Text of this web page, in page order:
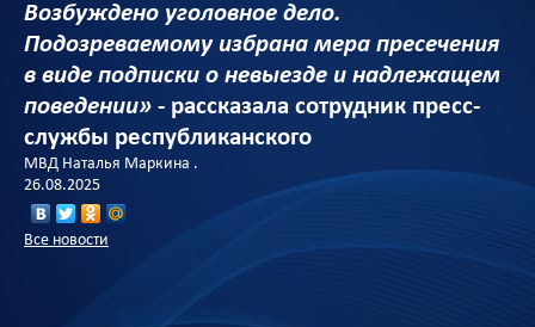
Возбуждено уголовное дело.
Подозреваемому избрана мера пресечения
в виде подписки о невыезде и надлежащем
поведении» - рассказала сотрудник пресс-
службы республиканского
МВД Наталья Маркина .
26.08.2025
Все новости